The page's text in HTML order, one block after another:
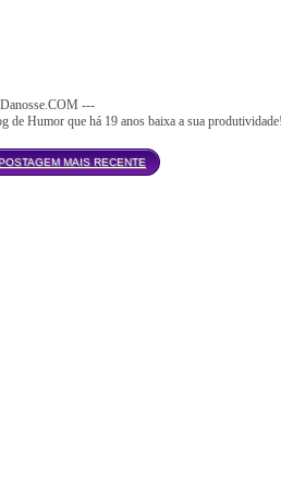
---
de Humor que há 19 anos baixa a sua produtividade!
MAIS RECENTE